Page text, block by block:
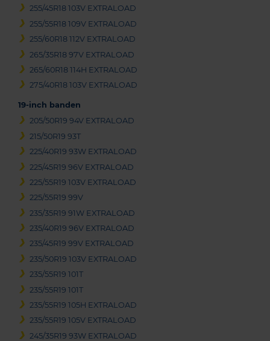
255/45R18 103V EXTRALOAD
255/55R18 109V EXTRALOAD
255/60R18 112V EXTRALOAD
265/35R18 97V EXTRALOAD
265/60R18 114H EXTRALOAD
275/40R18 103V EXTRALOAD
19-inch banden
205/50R19 94V EXTRALOAD
215/50R19 93T
225/40R19 93W EXTRALOAD
225/45R19 96V EXTRALOAD
225/55R19 103V EXTRALOAD
225/55R19 99V
235/35R19 91W EXTRALOAD
235/40R19 96V EXTRALOAD
235/45R19 99V EXTRALOAD
235/50R19 103V EXTRALOAD
235/55R19 101T
235/55R19 101T
235/55R19 105H EXTRALOAD
235/55R19 105V EXTRALOAD
245/35R19 93W EXTRALOAD